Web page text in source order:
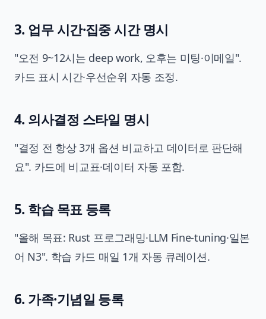
3. 업무 시간·집중 시간 명시
"오전 9~12시는 deep work, 오후는 미팅·이메일".
카드 표시 시간·우선순위 자동 조정.
4. 의사결정 스타일 명시
"결정 전 항상 3개 옵션 비교하고 데이터로 판단해
요". 카드에 비교표·데이터 자동 포함.
5. 학습 목표 등록
"올해 목표: Rust 프로그래밍·LLM Fine-tuning·일본
어 N3". 학습 카드 매일 1개 자동 큐레이션.
6. 가족·기념일 등록